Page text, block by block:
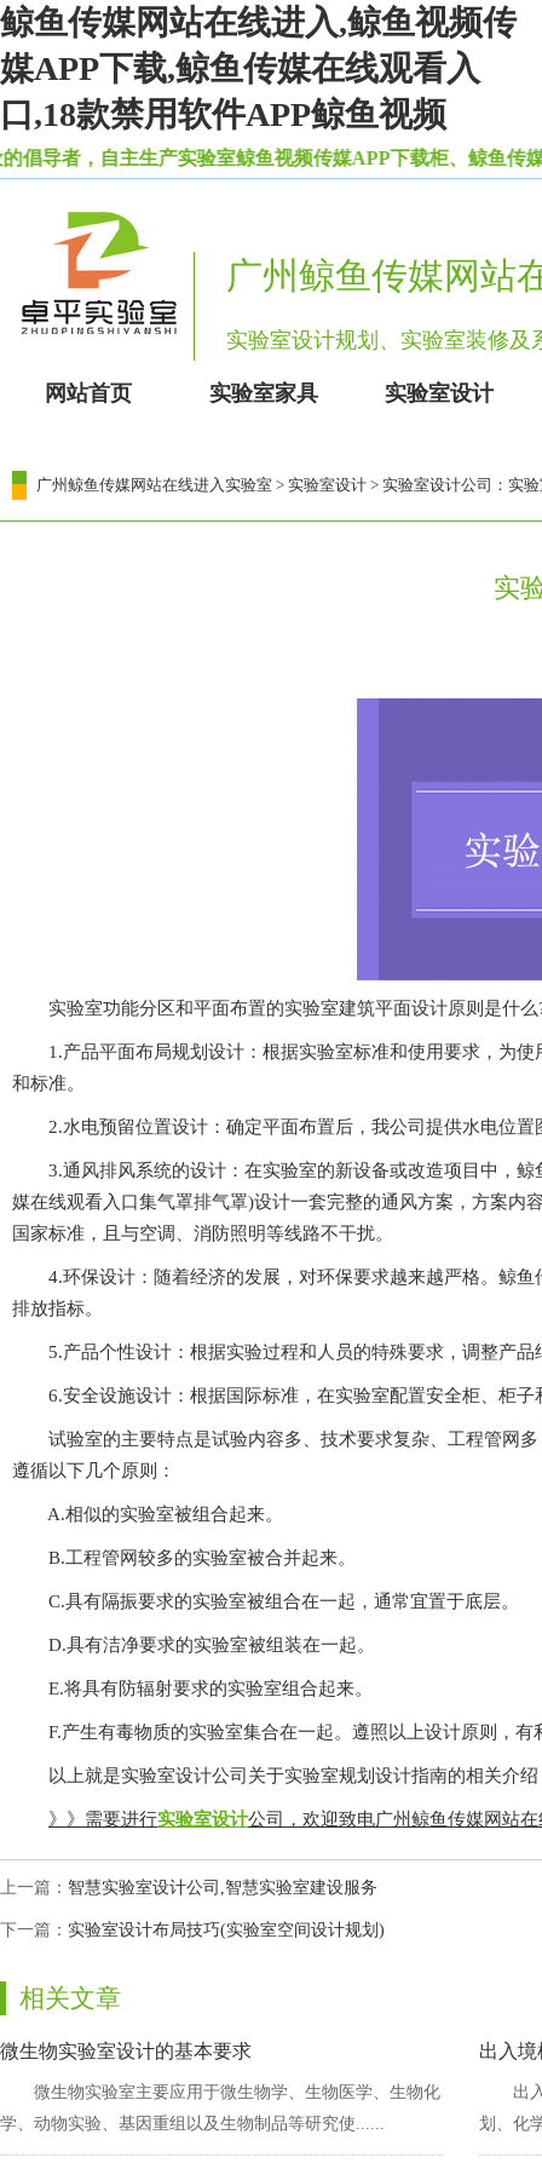
鲸鱼传媒网站在线进入,鲸鱼视频传
媒APP下载,鲸鱼传媒在线观看入
口,18款禁用软件APP鲸鱼视频
，自主生产实验室鲸鱼视频传媒APP下载柜、鲸鱼传
广州鲸鱼传媒网站
实验室设计规划、实验室装修
网站首页 实验室家具 实验室设计
广州鲸鱼传媒网站在线进入实验室 > 实验室设计 > 实验室设计公司：实
实
实验室功能分区和平面布置的实验室建筑平面设计原则是什么?有
1.产品平面布局规划设计：根据实验室标准和使用要求，为使
和标准。
2.水电预留位置设计：确定平面布置后，我公司提供水电位置图
3.通风排风系统的设计：在实验室的新设备或改造项目中，
媒在线观看入口集气罩排气罩)设计一套完整的通风方案，方案内
国家标准，且与空调、消防照明等线路不干扰。
4.环保设计：随着经济的发展，对环保要求越来越严格。
排放指标。
5.产品个性设计：根据实验过程和人员的特殊要求，调整产品结构
6.安全设施设计：根据国际标准，在实验室配置安全柜、柜
试验室的主要特点是试验内容多、技术要求复杂、工程管网多
遵循以下几个原则：
A.相似的实验室被组合起来。
B.工程管网较多的实验室被合并起来。
C.具有隔振要求的实验室被组合在一起，通常宜置于底层。
D.具有洁净要求的实验室被组装在一起。
E.将具有防辐射要求的实验室组合起来。
F.产生有毒物质的实验室集合在一起。遵照以上设计原则，有
以上就是实验室设计公司关于实验室规划设计指南的相关介绍，
》》需要进行实验室设计公司，欢迎致电广州鲸鱼传媒网站在
上一篇： 智慧实验室设计公司,智慧实验室建设服务
下一篇： 实验室设计布局技巧(实验室空间设计规划)
相关文章
微生物实验室设计的基本要求
微生物实验室主要应用于微生物学、生物医学、生物化
学、动物实验、基因重组以及生物制品等研究使......
出入
出
划、